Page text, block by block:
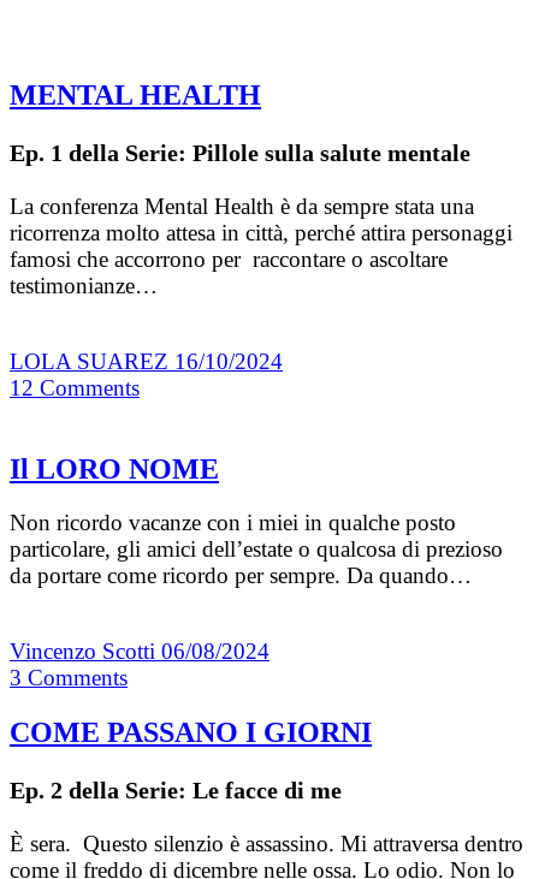
MENTAL HEALTH
Ep. 1 della Serie: Pillole sulla salute mentale
La conferenza Mental Health è da sempre stata una
ricorrenza molto attesa in città, perché attira personaggi
famosi che accorrono per raccontare o ascoltare
testimonianze…
LOLA SUAREZ 16/10/2024
12 Comments
Il LORO NOME
Non ricordo vacanze con i miei in qualche posto
particolare, gli amici dell’estate o qualcosa di prezioso
da portare come ricordo per sempre. Da quando…
Vincenzo Scotti 06/08/2024
3 Comments
COME PASSANO I GIORNI
Ep. 2 della Serie: Le facce di me
È sera. Questo silenzio è assassino. Mi attraversa dentro
come il freddo di dicembre nelle ossa. Lo odio. Non lo